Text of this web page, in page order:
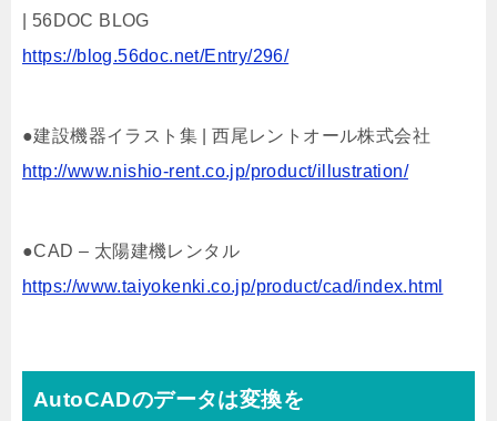
| 56DOC BLOG
https://blog.56doc.net/Entry/296/
●建設機器イラスト集 | 西尾レントオール株式会社
http://www.nishio-rent.co.jp/product/illustration/
●CAD – 太陽建機レンタル
https://www.taiyokenki.co.jp/product/cad/index.html
AutoCADのデータは変換を